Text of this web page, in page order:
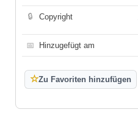
🔒 Copyright
📅 Hinzugefügt am
☆Zu Favoriten hinzufügen